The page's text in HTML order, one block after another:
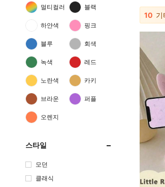
멀티컬러 블랙
하얀색 핑크
블루 회색
녹색 레드
노란색 카키
브라운 퍼플
오렌지
스타일
모던
클래식
10 기